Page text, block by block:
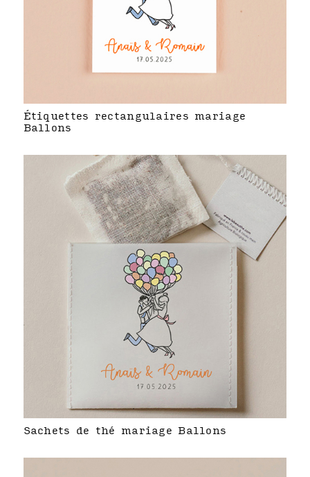
Étiquettes rectangulaires mariage
Ballons
Sachets de thé mariage Ballons